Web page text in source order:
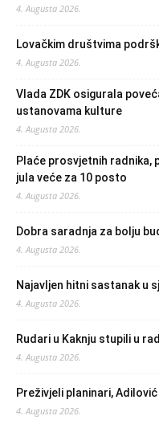
4. Augusta 2026.
Lovačkim društvima
4. Augusta 2026.
Vlada ZDK osigurala
ustanovama kulture
4. Augusta 2026.
Plaće prosvjetnih radnika,
jula veće za 10 posto
4. Augusta 2026.
Dobra saradnja za bolju
4. Augusta 2026.
Najavljen hitni sastanak u
4. Augusta 2026.
Rudari u Kaknju stupili u
4. Augusta 2026.
Preživjeli planinari,
4. Augusta 2026.